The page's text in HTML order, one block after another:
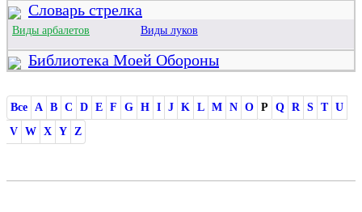
Словарь стрелка
Виды арбалетов Виды луков
Библиотека Моей Обороны
Все A B C D E F G H I J K L M N O P Q R S T U
V W X Y Z